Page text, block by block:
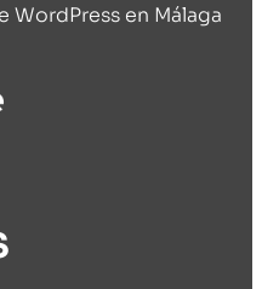
WordPress en Málaga